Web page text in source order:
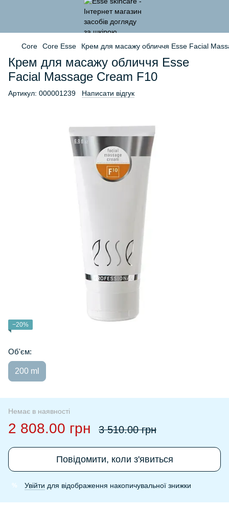
Core Core Esse Крем для масажу обличчя Esse Facial
Крем для масажу обличчя Esse
Facial Massage Cream F10
Артикул: 000001239 Написати відгук
−20%
Об'єм:
200 ml
Немає в наявності
2 808.00 грн 3 510.00 грн
Повідомити, коли з'явиться
% Увійти для відображення накопичувальної знижки